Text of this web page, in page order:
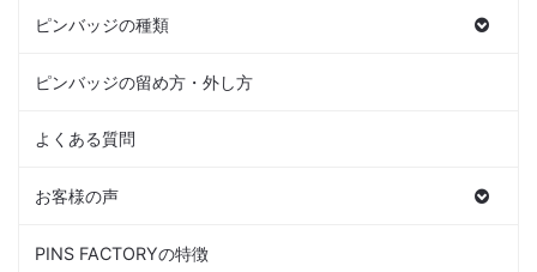
ピンバッジの種類
ピンバッジの留め方・外し方
よくある質問
お客様の声
PINS FACTORYの特徴